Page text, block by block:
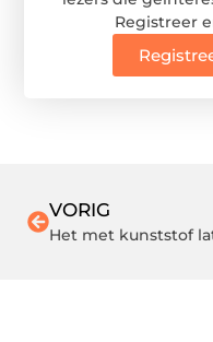
Registreer
VORIG